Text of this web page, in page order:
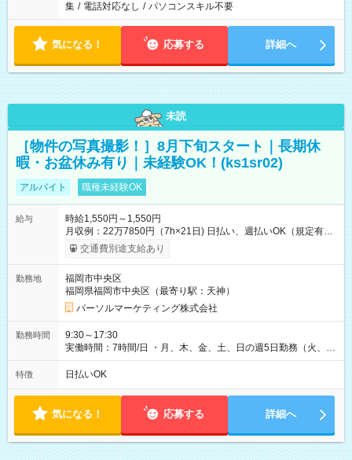
集 / 電話対応なし / パソコンスキル不要
気になる！ 応募する 詳細へ
未読
［物件の写真撮影！］8月下旬スタート｜長期休
暇・お盆休み有り｜未経験OK！(ks1sr02)
アルバイト 職種未経験OK
給与
時給1,550円～1,550円
月収例：22万7850円（7h×21日) 日払い、週払いOK（規定有
り） 【試用期間】試用期間なし
交通費別途支給あり
勤務地
福岡市中央区
福岡県福岡市中央区（最寄り駅：天神）
パーソルマーケティング株式会社
勤務時間
9:30～17:30
実働時間：7時間/日 ・月、木、金、土、日の週5日勤務（火、水
は固定休です／GW、お盆、年末年始等、長期休暇有り！） ・
ワンシフト！ ・残業ほぼナシ（0～5h/月）
特徴 日払いOK
気になる！ 応募する 詳細へ